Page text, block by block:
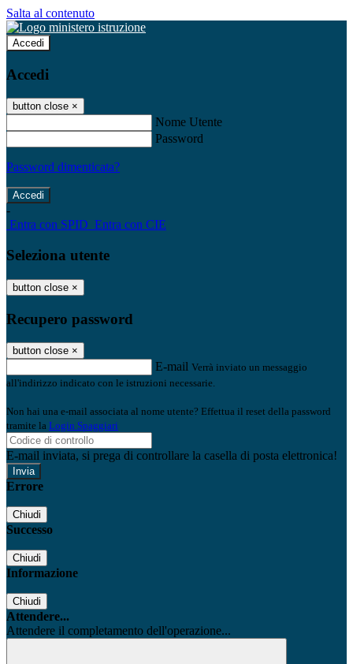
Salta al contenuto
Accedi
Accedi
button close ×
Nome Utente
Password
Password dimenticata?
-
Entra con SPID Entra con CIE
Seleziona utente
button close ×
Recupero password
button close ×
E-mail Verrà inviato un messaggio
all'indirizzo indicato con le istruzioni necessarie.
Non hai una e-mail associata al nome utente? Effettua il reset della password
tramite la Login Spaggiari
E-mail inviata, si prega di controllare la casella di posta elettronica!
Errore
Chiudi
Successo
Chiudi
Informazione
Chiudi
Attendere...
Attendere il completamento dell'operazione...